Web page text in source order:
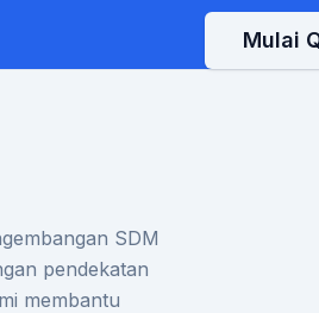
Mulai
SDM
pendekatan
membantu